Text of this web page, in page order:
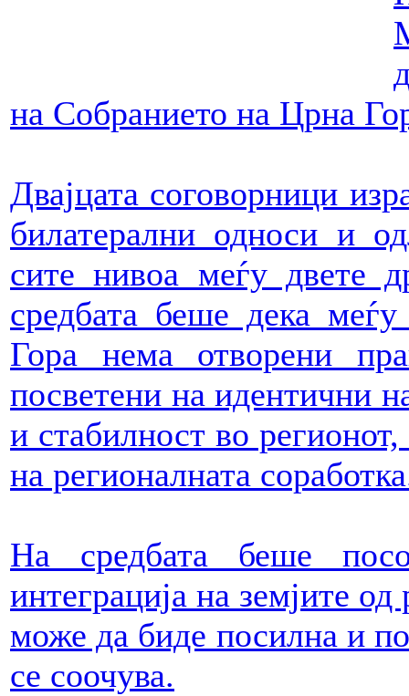
на Собранието на Црна
Двајцата соговорници
билатерални односи и
сите нивоа меѓу двете
средбата беше дека
Гора нема отворени
посветени на идентични
и стабилност во
на регионалната
На средбата беше
интеграција на земјите
може да биде посилна и
се соочува.